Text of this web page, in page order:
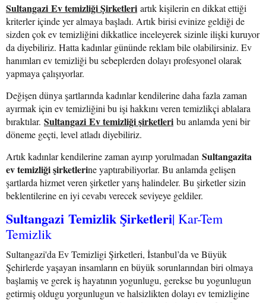
Sultangazi Ev temizliği Şirketleri artık kişilerin en dikkat ettiği
kriterler içinde yer almaya başladı. Artık birisi evinize geldiği de
sizden çok ev temizliğini dikkatlice inceleyerek sizinle ilişki kuruyor
da diyebiliriz. Hatta kadınlar gününde reklam bile olabilirsiniz. Ev
hanımları ev temizliği bu sebeplerden dolayı profesyonel olarak
yapmaya çalışıyorlar.
Değişen dünya şartlarında kadınlar kendilerine daha fazla zaman
ayırmak için ev temizliğini bu işi hakkını veren temizlikçi ablalara
bıraktılar. Sultangazi Ev temizliği şirketleri bu anlamda yeni bir
döneme geçti, level atladı diyebiliriz.
Artık kadınlar kendilerine zaman ayırıp yorulmadan Sultangazita
ev temizliği şirketlerine yaptırabiliyorlar. Bu anlamda gelişen
şartlarda hizmet veren şirketler yarış halindeler. Bu şirketler sizin
beklentilerine en iyi cevabı verecek seviyeye geldiler.
Sultangazi Temizlik Şirketleri| Kar-Tem
Temizlik
Sultangazi'da Ev Temizligi Şirketleri, İstanbul’da ve Büyük
Şehirlerde yaşayan insamların en büyük sorunlarından biri olmaya
başlamiş ve gerek iş hayatının yogunlugu, gerekse bu yogunlugun
getirmiş oldugu yorgunlugun ve halsizlikten dolayı ev temizligine